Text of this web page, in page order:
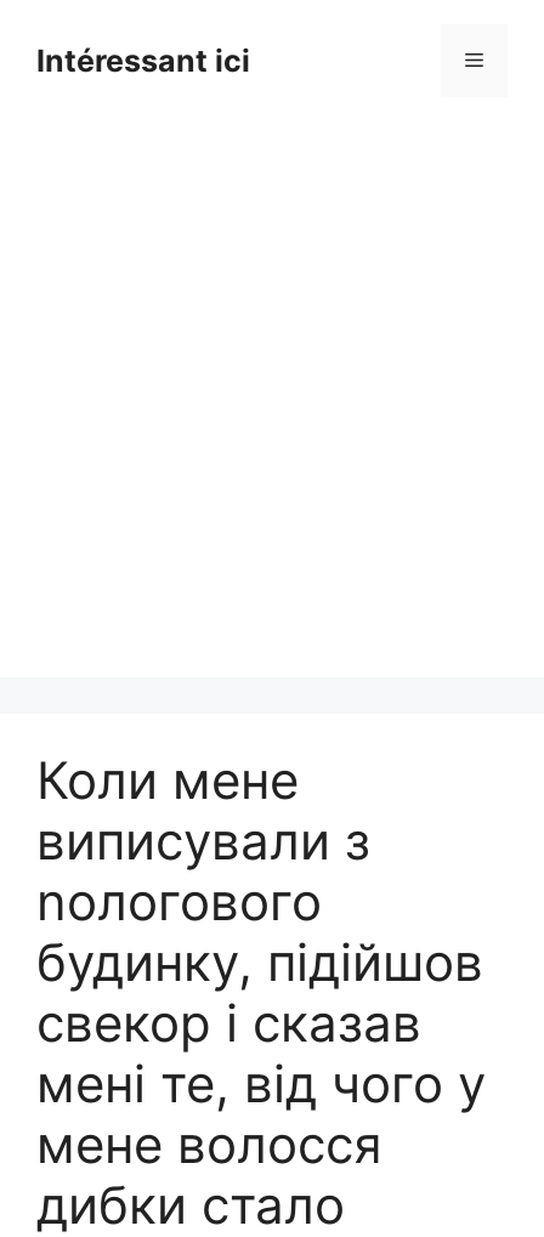
contentIntéressant ici Menu
Коли мене
виписували з
nологового
будинку, підійшов
свекор і сказав
мені те, від чого у
мене волосся
дибки стало